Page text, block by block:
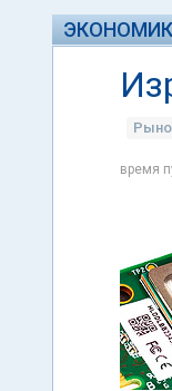
время